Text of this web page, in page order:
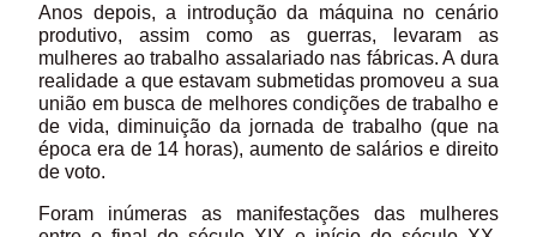
Anos depois, a introdução da máquina no cenário
produtivo, assim como as guerras, levaram as
mulheres ao trabalho assalariado nas fábricas. A dura
realidade a que estavam submetidas promoveu a sua
união em busca de melhores condições de trabalho e
de vida, diminuição da jornada de trabalho (que na
época era de 14 horas), aumento de salários e direito
de voto.
Foram inúmeras as manifestações das mulheres